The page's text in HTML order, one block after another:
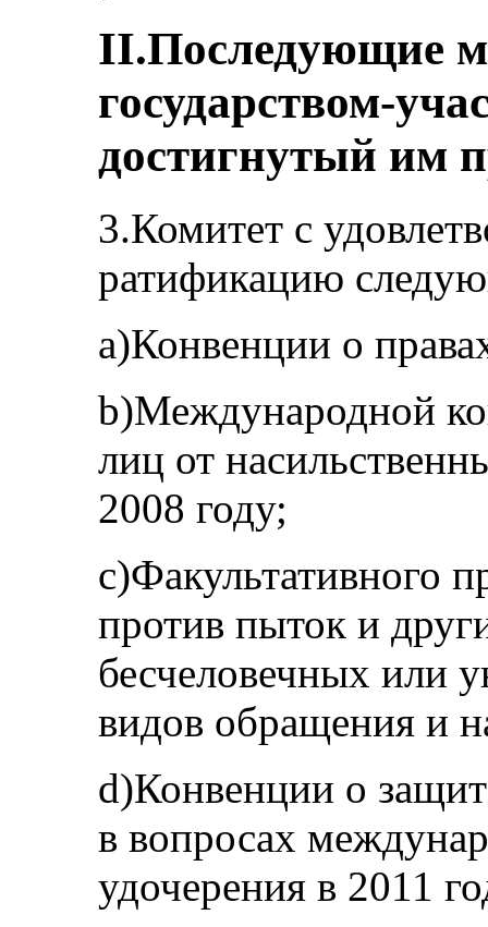
II.Последующие
государством-
достигнутый им
3.Комитет с
ратификацию
a)Конвенции о
b)Международной
лиц от
2008 году;
c)Факультативного
против пыток и
бесчеловечных или
видов обращения и
d)Конвенции о
в вопросах
удочерения в 2011